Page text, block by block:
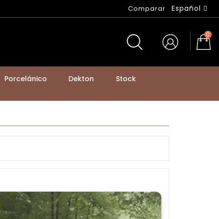
Comparar Español
0
Porcelánico Dekton
Stock